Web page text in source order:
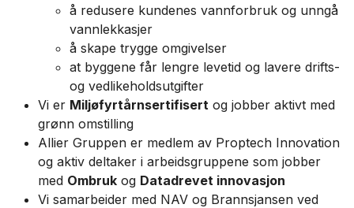
å redusere kundenes vannforbruk og unngå
vannlekkasjer
å skape trygge omgivelser
at byggene får lengre levetid og lavere drifts-
og vedlikeholdsutgifter
Vi er Miljøfyrtårnsertifisert og jobber aktivt med
grønn omstilling
Allier Gruppen er medlem av Proptech Innovation
og aktiv deltaker i arbeidsgruppene som jobber
med Ombruk og Datadrevet innovasjon
Vi samarbeider med NAV og Brannsjansen ved